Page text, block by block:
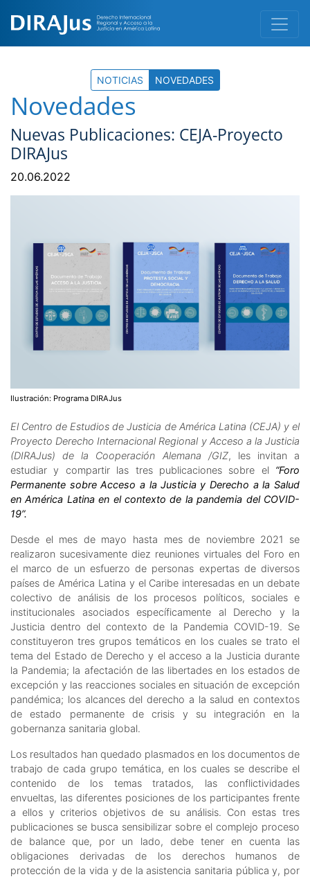
NOTICIAS NOVEDADES
Novedades
Nuevas Publicaciones: CEJA-Proyecto
DIRAJus
20.06.2022
Ilustración: Programa DIRAJus
El Centro de Estudios de Justicia de América Latina (CEJA) y el
Proyecto Derecho Internacional Regional y Acceso a la Justicia
(DIRAJus) de la Cooperación Alemana /GIZ, les invitan a
estudiar y compartir las tres publicaciones sobre el “Foro
Permanente sobre Acceso a la Justicia y Derecho a la Salud
en América Latina en el contexto de la pandemia del COVID-
19”.
Desde el mes de mayo hasta mes de noviembre 2021 se
realizaron sucesivamente diez reuniones virtuales del Foro en
el marco de un esfuerzo de personas expertas de diversos
países de América Latina y el Caribe interesadas en un debate
colectivo de análisis de los procesos políticos, sociales e
institucionales asociados específicamente al Derecho y la
Justicia dentro del contexto de la Pandemia COVID-19. Se
constituyeron tres grupos temáticos en los cuales se trato el
tema del Estado de Derecho y el acceso a la Justicia durante
la Pandemia; la afectación de las libertades en los estados de
excepción y las reacciones sociales en situación de excepción
pandémica; los alcances del derecho a la salud en contextos
de estado permanente de crisis y su integración en la
gobernanza sanitaria global.
Los resultados han quedado plasmados en los documentos de
trabajo de cada grupo temática, en los cuales se describe el
contenido de los temas tratados, las conflictividades
envueltas, las diferentes posiciones de los participantes frente
a ellos y criterios objetivos de su análisis. Con estas tres
publicaciones se busca sensibilizar sobre el complejo proceso
de balance que, por un lado, debe tener en cuenta las
obligaciones derivadas de los derechos humanos de
protección de la vida y de la asistencia sanitaria pública y, por